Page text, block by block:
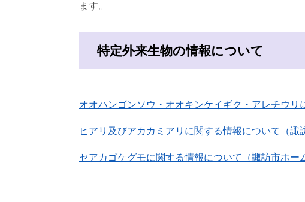
ます。
特定外来生物の情報について
オオハンゴンソウ・オオキンケイギク・アレチウリ
ヒアリ及びアカカミアリに関する情報について（諏
セアカゴケグモに関する情報について（諏訪市ホー